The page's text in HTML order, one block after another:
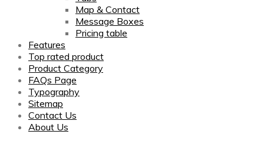
Map & Contact
Message Boxes
Pricing table
Features
Top rated product
Product Category
FAQs Page
Typography
Sitemap
Contact Us
About Us